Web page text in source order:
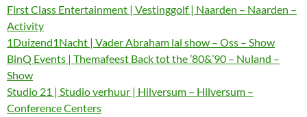
First Class Entertainment | Vestinggolf | Naarden – Naarden –
Activity
1Duizend1Nacht | Vader Abraham lal show – Oss – Show
BinQ Events | Themafeest Back tot the ’80&’90 – Nuland –
Show
Studio 21 | Studio verhuur | Hilversum – Hilversum –
Conference Centers